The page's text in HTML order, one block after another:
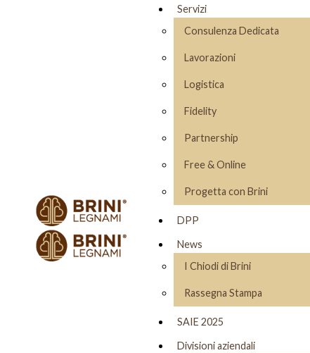
Servizi
Consulenza Dedicata
Lavorazioni
Logistica
Fidelity
Partnership
Free & Online
Progetta con Brini
DPP
News
I Chiodi di Brini
Rassegna Stampa
SAIE 2025
Divisioni aziendali